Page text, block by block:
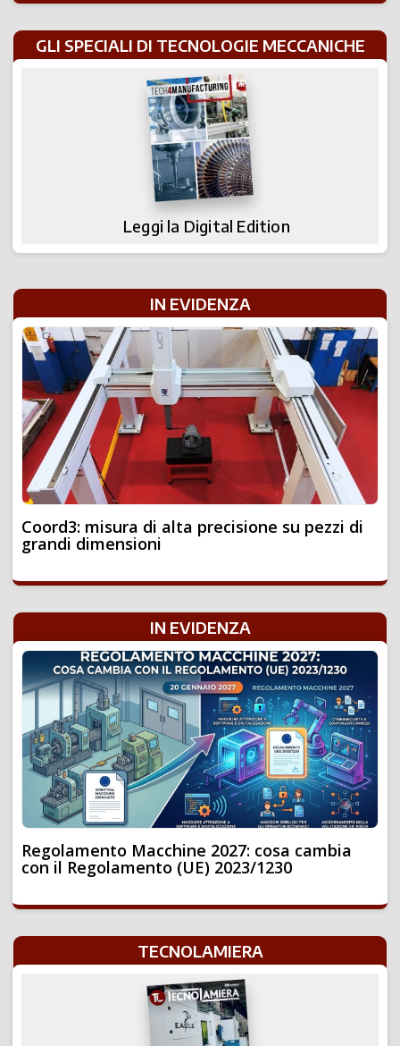
GLI SPECIALI DI TECNOLOGIE MECCANICHE
Leggi la Digital Edition
IN EVIDENZA
Coord3: misura di alta precisione su pezzi di
grandi dimensioni
IN EVIDENZA
Regolamento Macchine 2027: cosa cambia
con il Regolamento (UE) 2023/1230
TECNOLAMIERA